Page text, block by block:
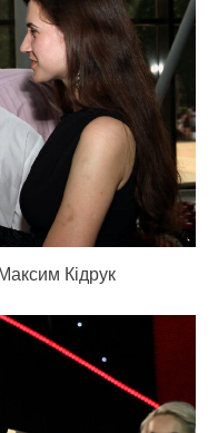
Кідрук